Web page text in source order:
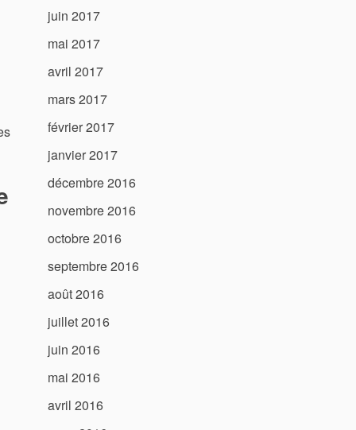
juin 2017
mai 2017
avril 2017
mars 2017
février 2017
janvier 2017
décembre 2016
novembre 2016
octobre 2016
septembre 2016
août 2016
juillet 2016
juin 2016
mai 2016
avril 2016